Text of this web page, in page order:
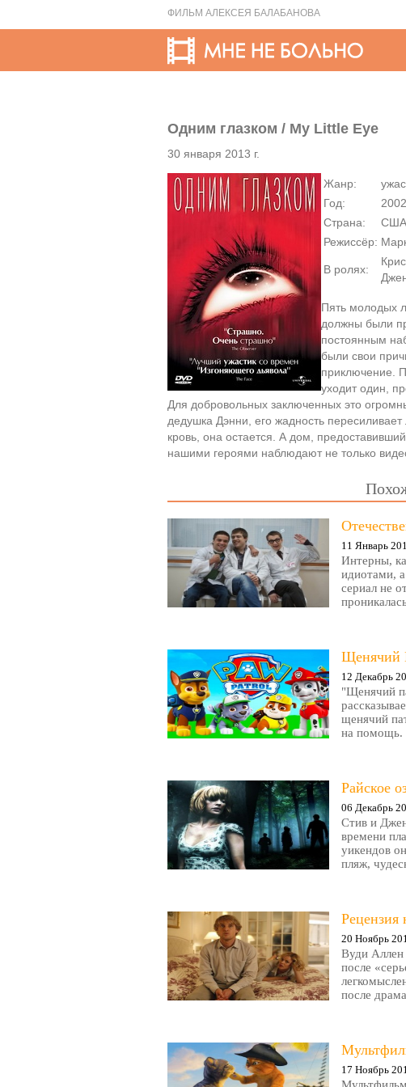
ФИЛЬМ АЛЕКСЕЯ БАЛАБАНОВА
Одним глазком / My Little Eye
30 января 2013 г.
Жанр:
Год:
2002
Страна:
Режиссёр:
В ролях:
Пять молодых
должны были
постоянным
были свои
приключение.
уходит один,
Для добровольных заключенных это
дедушка Дэнни, его жадность
кровь, она остается. А дом,
нашими героями наблюдают не только
11 Январь
Интерны,
идиотами,
сериал не
Щенячий
12 Декабрь
"Щенячий
щенячий
на помощь.
Райское
06 Декабрь
Стив и
времени
уикендов
пляж,
20 Ноябрь
Вуди Аллен
после
после
17 Ноябрь